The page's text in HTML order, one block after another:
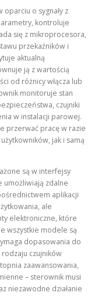
o sygnały z
kontroluje
się z mikroprocesora,
przekaźników i
aktualną
ją z wartością
od różnicy włącza lub
monitoruje stan
czujniki
w instalacji parowej.
przerwać pracę w razie
jak i samą
są w interfejsy
umożliwiają zdalne
aplikacji
ale
elektroniczne, które
wszystkie modele są
dopasowania do
czujników
zaawansowania,
– sterownik musi
niezawodne działanie